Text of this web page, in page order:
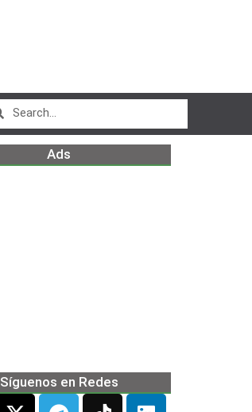
Ads
Síguenos en Redes